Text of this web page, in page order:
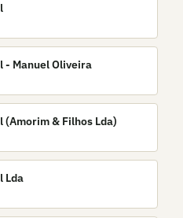
- Manuel Oliveira
(Amorim & Filhos Lda)
Lda